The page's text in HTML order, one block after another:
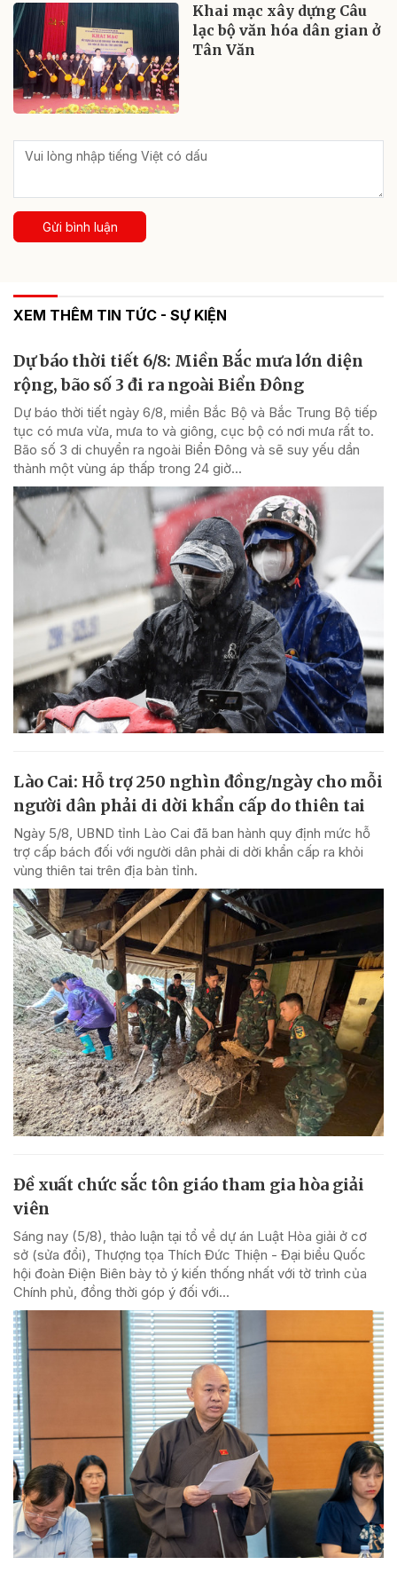
Khai mạc xây dựng Câu
lạc bộ văn hóa dân gian ở
Tân Văn
Gửi bình luận
XEM THÊM TIN TỨC - SỰ KIỆN
Dự báo thời tiết 6/8: Miền Bắc mưa lớn diện
rộng, bão số 3 đi ra ngoài Biển Đông
Dự báo thời tiết ngày 6/8, miền Bắc Bộ và Bắc Trung Bộ tiếp
tục có mưa vừa, mưa to và giông, cục bộ có nơi mưa rất to.
Bão số 3 di chuyển ra ngoài Biển Đông và sẽ suy yếu dần
thành một vùng áp thấp trong 24 giờ...
Lào Cai: Hỗ trợ 250 nghìn đồng/ngày cho mỗi
người dân phải di dời khẩn cấp do thiên tai
Ngày 5/8, UBND tỉnh Lào Cai đã ban hành quy định mức hỗ
trợ cấp bách đối với người dân phải di dời khẩn cấp ra khỏi
vùng thiên tai trên địa bàn tỉnh.
Đề xuất chức sắc tôn giáo tham gia hòa giải
viên
Sáng nay (5/8), thảo luận tại tổ về dự án Luật Hòa giải ở cơ
sở (sửa đổi), Thượng tọa Thích Đức Thiện - Đại biểu Quốc
hội đoàn Điện Biên bày tỏ ý kiến thống nhất với tờ trình của
Chính phủ, đồng thời góp ý đối với...